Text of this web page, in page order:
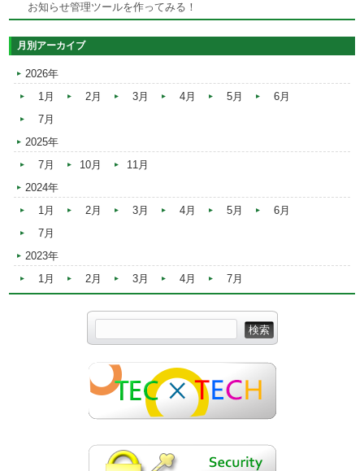
お知らせ管理ツールを作ってみる！
月別アーカイブ
2026年
1月
2月 3月 4月 5月
6月
7月
2025年
7月
10月
11月
2024年
1月
2月 3月 4月 5月
6月
7月
2023年
1月
2月 3月 4月 7月